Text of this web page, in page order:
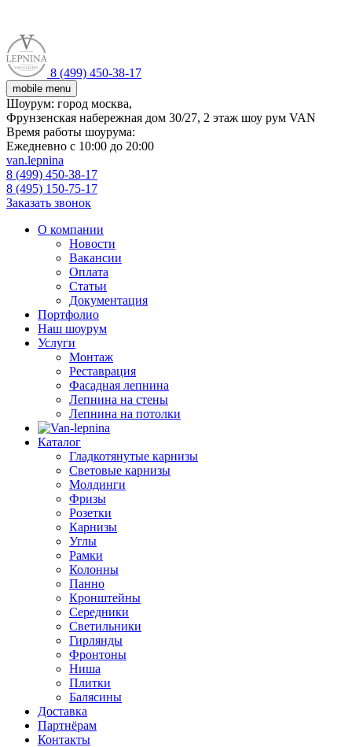
8 (499) 450-38-17
mobile menu
Шоурум: город москва,
Фрунзенская набережная дом 30/27, 2 этаж шоу рум VAN
Время работы шоурума:
Ежедневно с 10:00 до 20:00
van.lepnina
8 (499) 450-38-17
8 (495) 150-75-17
Заказать звонок
О компании
Новости
Вакансии
Оплата
Статьи
Документация
Портфолио
Наш шоурум
Услуги
Монтаж
Реставрация
Фасадная лепнина
Лепнина на стены
Лепнина на потолки
Каталог
Гладкотянутые карнизы
Световые карнизы
Молдинги
Фризы
Розетки
Карнизы
Углы
Рамки
Колонны
Панно
Кронштейны
Середники
Светильники
Гирлянды
Фронтоны
Ниша
Плитки
Балясины
Доставка
Партнёрам
Контакты